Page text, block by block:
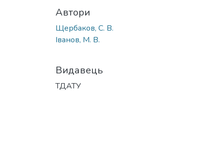
Автори
Щербаков, С. В.
Іванов, М. В.
Видавець
ТДАТУ